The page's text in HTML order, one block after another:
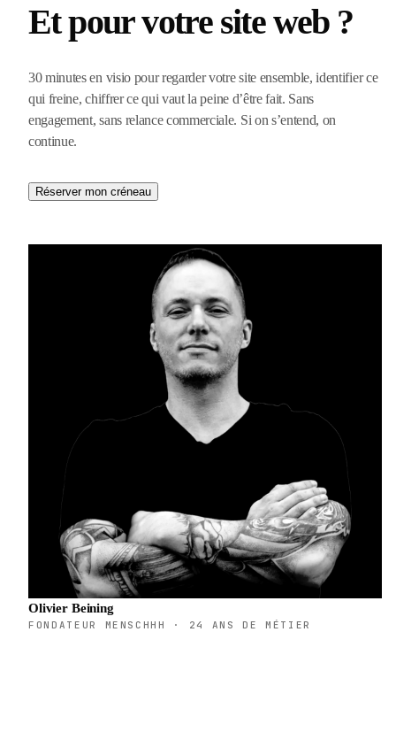
Et pour votre site web ?
30 minutes en visio pour regarder votre site ensemble, identifier ce
qui freine, chiffrer ce qui vaut la peine d’être fait. Sans
engagement, sans relance commerciale. Si on s’entend, on
continue.
Réserver mon créneau
Olivier Beining
FONDATEUR MENSCHHH · 24 ANS DE MÉTIER